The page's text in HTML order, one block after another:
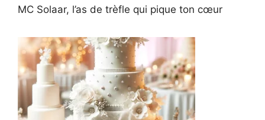
MC Solaar, l’as de trèfle qui pique ton cœur